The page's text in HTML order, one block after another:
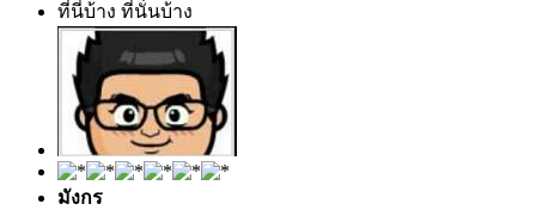
ที่นี่บ้าง ที่นั่นบ้าง
มังกร